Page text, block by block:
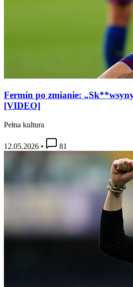
Fermín po zmianie:
[VIDEO]
Pełna kultura
12.05.2026 • 81